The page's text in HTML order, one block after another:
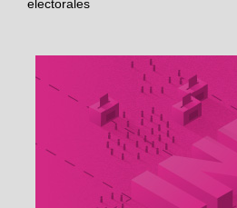
electorales